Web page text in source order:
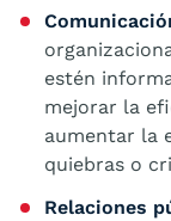
estén
mejorar la
aumentar la
quiebras o
Relaciones